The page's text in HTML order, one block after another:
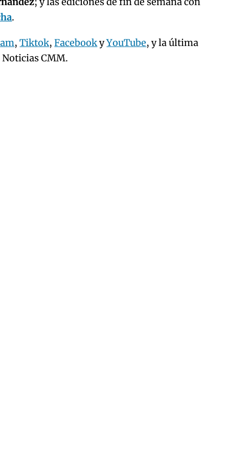
.
,Tiktok,FacebookyYouTube, y la última
CMM.